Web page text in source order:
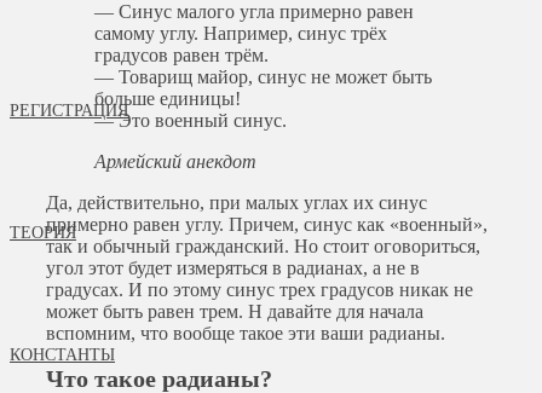
РЕГИСТРАЦИЯ
ТЕОРИЯ
КОНСТАНТЫ
— Синус малого угла примерно равен
самому углу. Например, синус трёх
градусов равен трём.
— Товарищ майор, синус не может быть
больше единицы!
— Это военный синус.
Армейский анекдот
Да, действительно, при малых углах их синус
примерно равен углу. Причем, синус как «военный»,
так и обычный гражданский. Но стоит оговориться,
угол этот будет измеряться в радианах, а не в
градусах. И по этому синус трех градусов никак не
может быть равен трем. Н давайте для начала
вспомним, что вообще такое эти ваши радианы.
Что такое радианы?